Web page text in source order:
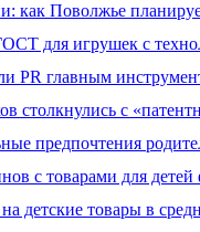
как Поволжье
для игрушек с
PR главным
столкнулись с
предпочтения
с товарами для
детские товары в